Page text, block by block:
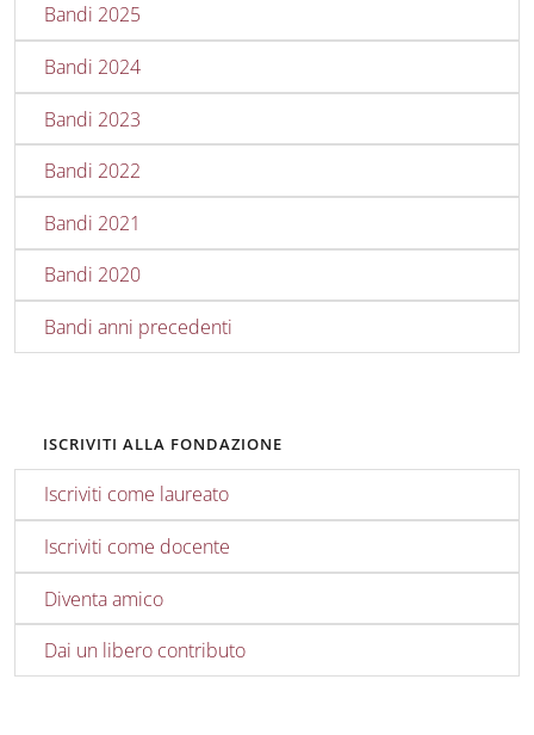
Bandi 2025
Bandi 2024
Bandi 2023
Bandi 2022
Bandi 2021
Bandi 2020
Bandi anni precedenti
ISCRIVITI ALLA FONDAZIONE
Iscriviti come laureato
Iscriviti come docente
Diventa amico
Dai un libero contributo